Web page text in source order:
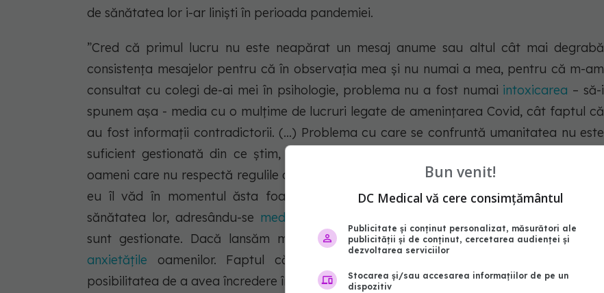
de sănătatea lor i-ar liniști în perioada pandemiei.
”Cred că primul lucru nu este neapărat un mesaj anume sau altul cât mai degrabă
consistența mesajelor pentru că în observația mea și nu numai a mea, pentru că m-am
consultat cu colegi de-ai mei în psihologie, problema nu a fost numai intoxicarea – să-i
spunem așa - media cu o mulțime de lucruri legate de amenințarea Covid, cât faptul că
au fost informații contradictorii. (…) Problema cu care se confruntă umanitatea nu este
suficient gestionată din ce știm, ceea ce trebuie făcut și iată că sunt o mulțime de
oameni care nu respectă regulile de bază de igienă, precum masca, etc. Mesajul pe care
eu îl văd în momentul ăsta foarte util este încurajarea oamenilor să aibă grijă de
sănătatea lor, adresându-se medicului
sunt gestionate. Dacă lansăm mesaje de liniștire, atunci accentuăm frământările și
anxietățile oamenilor. Faptul că există probleme și ele sunt gestionate crește
posibilitatea de a avea încredere în sistem”, afirmă Ion Bogdan.
Bun venit!
DC Medical vă cere consimțământul
Publicitate și conținut personalizat, măsurători ale
publicității și de conținut, cercetarea audienței și
dezvoltarea serviciilor
Stocarea și/sau accesarea informațiilor de pe un
dispozitiv